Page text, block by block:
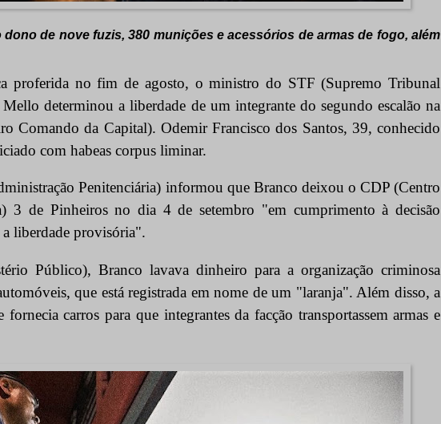
de nove fuzis, 380 munições e acessórios de armas de fogo, além
proferida no fim de agosto, o ministro do STF (Supremo Tribunal
determinou a liberdade de um integrante do segundo escalão na
Comando da Capital). Odemir Francisco dos Santos, 39, conhecido
com habeas corpus liminar.
Penitenciária) informou que Branco deixou o CDP (Centro
3 de Pinheiros no dia 4 de setembro "em cumprimento à decisão
liberdade provisória".
Público), Branco lavava dinheiro para a organização criminosa
que está registrada em nome de um "laranja". Além disso, a
fornecia carros para que integrantes da facção transportassem armas e